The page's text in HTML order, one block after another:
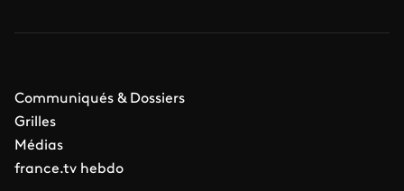
Communiqués & Dossiers
Grilles
Médias
france.tv hebdo